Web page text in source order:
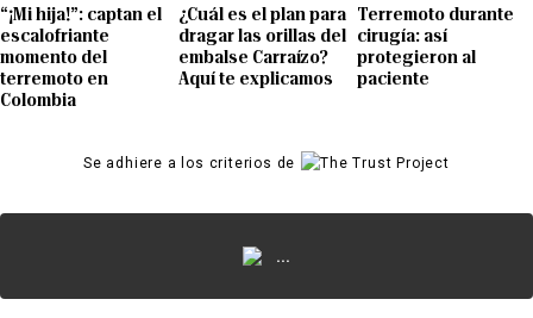
“¡Mi hija!”: captan el
escalofriante
momento del
terremoto en
Colombia
¿Cuál es el plan para
dragar las orillas del
embalse Carraízo?
Aquí te explicamos
Terremoto durante
cirugía: así
protegieron al
paciente
Se adhiere a los criterios de
...